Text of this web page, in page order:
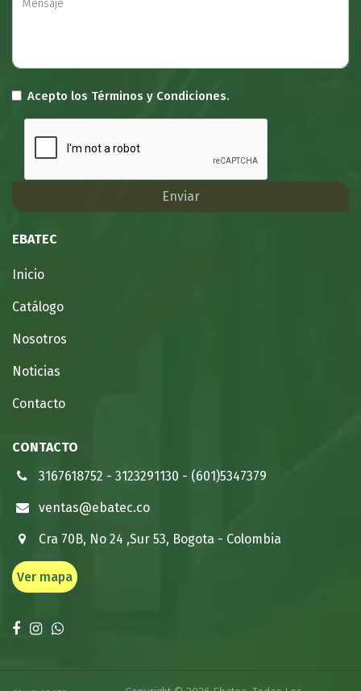
Acepto los Términos y Condiciones.
Enviar
EBATEC
Inicio
Catálogo
Nosotros
Noticias
Contacto
CONTACTO
3167618752 - 3123291130 - (601)5347379
ventas@ebatec.co
Cra 70B, No 24 ,Sur 53, Bogota - Colombia
Ver mapa